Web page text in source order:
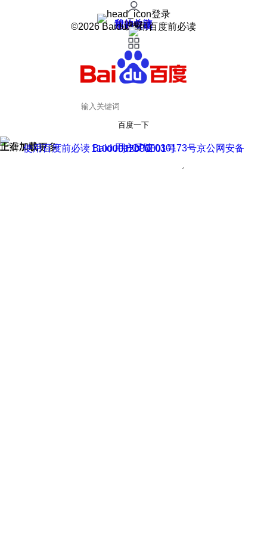
登录
我的关注
我的收藏
皮肤中心
用户反馈
设置
©2026 Baidu 使用百度前必读
百度一下
正在加载
上滑加载更多 用户反馈
使用百度前必读 Baidu 京ICP证030173号
京公网安备11000002000001号